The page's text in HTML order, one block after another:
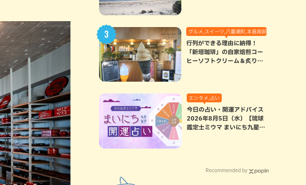
グルメ,スイーツ,八重瀬町,本島南部
行列ができる理由に納得！
「新垣珈琲」の自家焙煎コー
ヒーソフトクリーム＆炙りマ
エンタメ,占い
今日の占い・開運アドバイス
2026年8月5日（水）【琉球
鑑定士ミウマ まいにち九星気
Recommended by